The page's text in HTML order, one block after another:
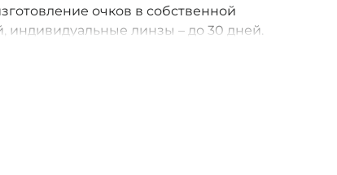
очков в собственной
индивидуальные линзы – до 30 дней.